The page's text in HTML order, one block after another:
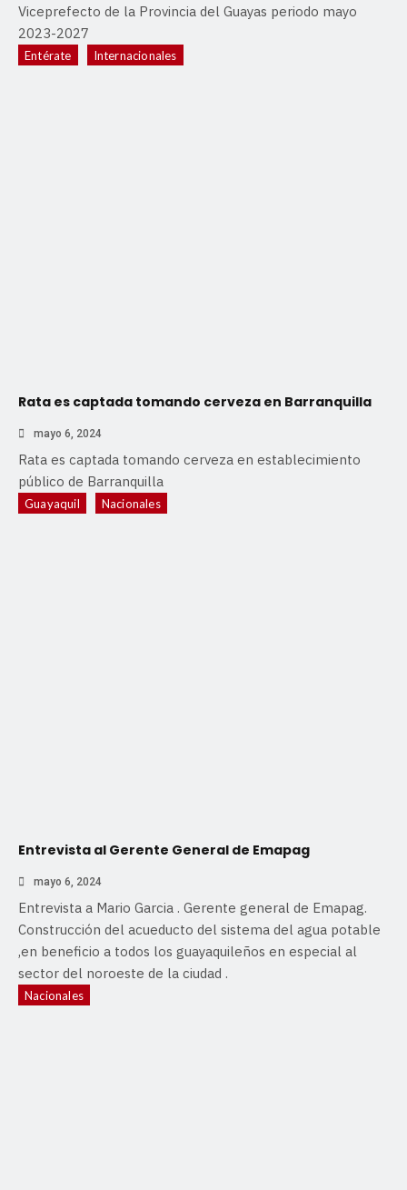
Viceprefecto de la Provincia del Guayas periodo mayo
2023-2027
Entérate Internacionales
Rata es captada tomando cerveza en Barranquilla
mayo 6, 2024
Rata es captada tomando cerveza en establecimiento
público de Barranquilla
Guayaquil Nacionales
Entrevista al Gerente General de Emapag
mayo 6, 2024
Entrevista a Mario Garcia . Gerente general de Emapag.
Construcción del acueducto del sistema del agua potable
,en beneficio a todos los guayaquileños en especial al
sector del noroeste de la ciudad .
Nacionales